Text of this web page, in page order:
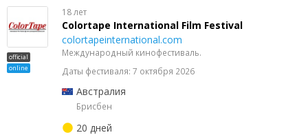
official
online
18 лет
Colortape International Film Festival
colortapeinternational.com
Международный кинофестиваль.
Даты фестиваля: 7 октября 2026
Австралия
Брисбен
20 дней